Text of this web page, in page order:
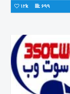
699
12k